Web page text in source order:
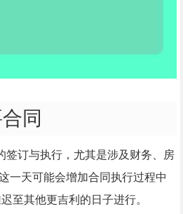
同
签订与执行，尤其是涉及财务、房
一天可能会增加合同执行过程中
至其他更吉利的日子进行。